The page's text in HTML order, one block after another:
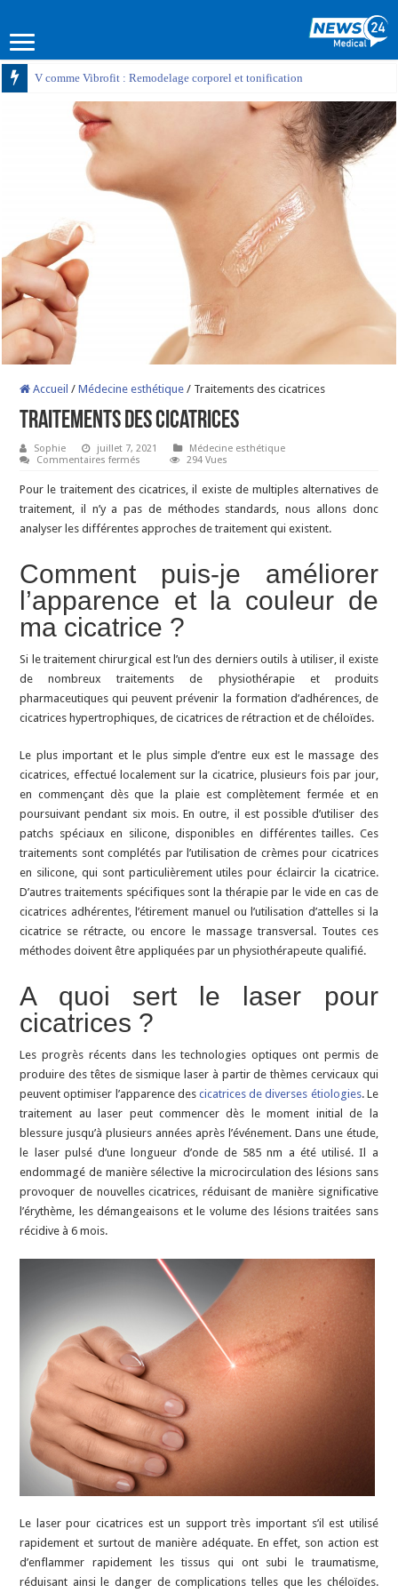
V comme Vibrofit : Remodelage corporel et tonification
Accueil / Médecine esthétique / Traitements des cicatrices
Traitements des cicatrices
Sophie juillet 7, 2021
Médecine esthétique
Commentaires fermés
des
cicatrices
294 Vues
Pour le traitement des cicatrices, il existe de multiples alternatives de
traitement, il n’y a pas de méthodes standards, nous allons donc
analyser les différentes approches de traitement qui existent.
Comment puis-je améliorer
l’apparence et la couleur de
ma cicatrice ?
Si le traitement chirurgical est l’un des derniers outils à utiliser, il existe
de nombreux traitements de physiothérapie et produits
pharmaceutiques qui peuvent prévenir la formation d’adhérences, de
cicatrices hypertrophiques, de cicatrices de rétraction et de chéloïdes.
Le plus important et le plus simple d’entre eux est le massage des
cicatrices, effectué localement sur la cicatrice, plusieurs fois par jour,
en commençant dès que la plaie est complètement fermée et en
poursuivant pendant six mois. En outre, il est possible d’utiliser des
patchs spéciaux en silicone, disponibles en différentes tailles. Ces
traitements sont complétés par l’utilisation de crèmes pour cicatrices
en silicone, qui sont particulièrement utiles pour éclaircir la cicatrice.
D’autres traitements spécifiques sont la thérapie par le vide en cas de
cicatrices adhérentes, l’étirement manuel ou l’utilisation d’attelles si la
cicatrice se rétracte, ou encore le massage transversal. Toutes ces
méthodes doivent être appliquées par un physiothérapeute qualifié.
A quoi sert le laser pour
cicatrices ?
Les progrès récents dans les technologies optiques ont permis de
produire des têtes de sismique laser à partir de thèmes cervicaux qui
peuvent optimiser l’apparence des cicatrices de diverses étiologies. Le
traitement au laser peut commencer dès le moment initial de la
blessure jusqu’à plusieurs années après l’événement. Dans une étude,
le laser pulsé d’une longueur d’onde de 585 nm a été utilisé. Il a
endommagé de manière sélective la microcirculation des lésions sans
provoquer de nouvelles cicatrices, réduisant de manière significative
l’érythème, les démangeaisons et le volume des lésions traitées sans
récidive à 6 mois.
Le laser pour cicatrices est un support très important s’il est utilisé
rapidement et surtout de manière adéquate. En effet, son action est
d’enflammer rapidement les tissus qui ont subi le traumatisme,
réduisant ainsi le danger de complications telles que les chéloïdes.